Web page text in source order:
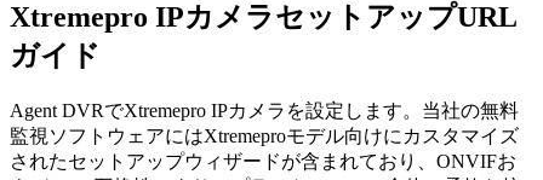
Xtremepro IPカメラセットアップURL
ガイド
Agent DVRでXtremepro IPカメラを設定します。当社の無料
監視ソフトウェアにはXtremeproモデル向けにカスタマイズ
されたセットアップウィザードが含まれており、ONVIFお